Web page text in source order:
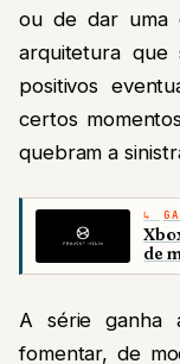
ou de dar uma
arquitetura
positivos
certos
quebram a
de
A série ganha
fomentar, de